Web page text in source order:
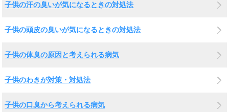
子供の汗の臭いが気になるときの対処法
子供の頭皮の臭いが気になるときの対処法
子供の体臭の原因と考えられる病気
子供のわきが対策・対処法
子供の口臭から考えられる病気